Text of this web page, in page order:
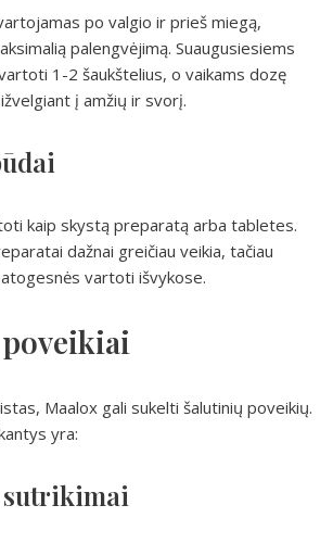
po valgio ir prieš miegą,
palengvėjimą. Suaugusiesiems
1-2 šaukštelius, o vaikams dozę
į amžių ir svorį.
kaip skystą preparatą arba tabletes.
dažnai greičiau veikia, tačiau
vartoti išvykose.
Maalox gali sukelti šalutinių poveikių.
yra: